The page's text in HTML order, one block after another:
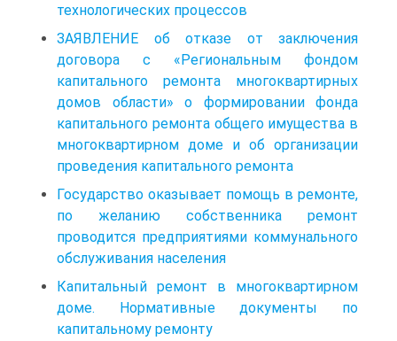
технологических процессов
ЗАЯВЛЕНИЕ об отказе от заключения
договора с «Региональным фондом
капитального ремонта многоквартирных
домов области» о формировании фонда
капитального ремонта общего имущества в
многоквартирном доме и об организации
проведения капитального ремонта
Государство оказывает помощь в ремонте,
по желанию собственника ремонт
проводится предприятиями коммунального
обслуживания населения
Капитальный ремонт в многоквартирном
доме. Нормативные документы по
капитальному ремонту